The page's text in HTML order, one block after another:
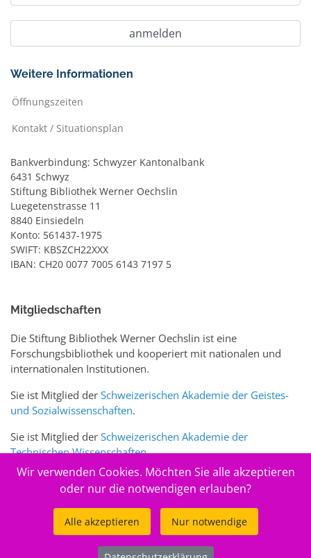
Weitere Informationen
Öffnungszeiten
Kontakt / Situationsplan
Bankverbindung: Schwyzer Kantonalbank
6431 Schwyz
Stiftung Bibliothek Werner Oechslin
Luegetenstrasse 11
8840 Einsiedeln
Konto: 561437-1975
SWIFT: KBSZCH22XXX
IBAN: CH20 0077 7005 6143 7197 5
Mitgliedschaften
Die Stiftung Bibliothek Werner Oechslin ist eine
Forschungsbibliothek und kooperiert mit nationalen und
internationalen Institutionen.
Sie ist Mitglied der Schweizerischen Akademie der Geistes-
und Sozialwissenschaften.
Sie ist Mitglied der Schweizerischen Akademie der
Technischen Wissenschaften.
Sie ist zudem Mitglied des Schweizer Portalswww.sciences-
Wir verwenden Cookies. Möchten Sie alle akzeptieren
oder nur die notwendigen erlauben?
Alle akzeptieren Nur notwendige